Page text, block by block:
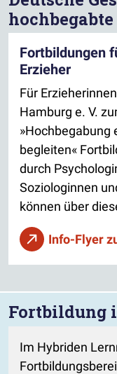
Fortbildungen
Erzieher
Für
Hamburg e. V.
»Hochbegabung
begleiten«
durch
Soziologinnen
können über
Info-Flyer
Fortbildung
Im Hybriden